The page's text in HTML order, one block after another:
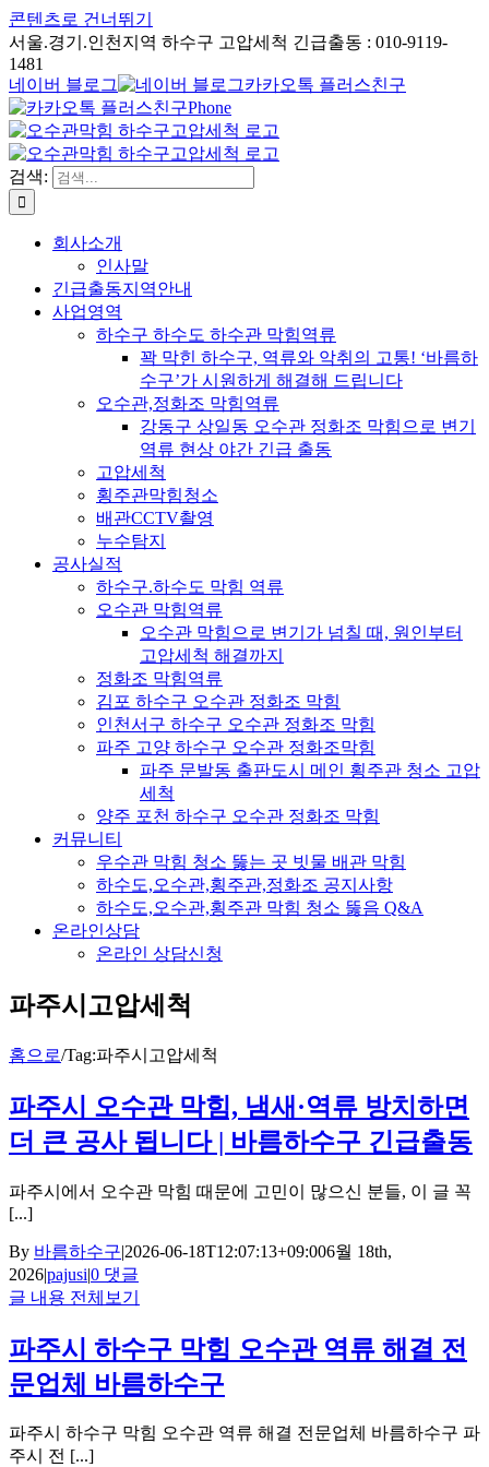
콘텐츠로 건너뛰기
서울.경기.인천지역 하수구 고압세척 긴급출동 : 010-9119-
1481
네이버 블로그
카카오톡 플러스친구
Phone
검색:
회사소개
인사말
긴급출동지역안내
사업영역
하수구 하수도 하수관 막힘역류
꽉 막힌 하수구, 역류와 악취의 고통! ‘바름하
수구’가 시원하게 해결해 드립니다
오수관,정화조 막힘역류
강동구 상일동 오수관 정화조 막힘으로 변기
역류 현상 야간 긴급 출동
고압세척
횡주관막힘청소
배관CCTV촬영
누수탐지
공사실적
하수구.하수도 막힘 역류
오수관 막힘역류
오수관 막힘으로 변기가 넘칠 때, 원인부터
고압세척 해결까지
정화조 막힘역류
김포 하수구 오수관 정화조 막힘
인천서구 하수구 오수관 정화조 막힘
파주 고양 하수구 오수관 정화조막힘
파주 문발동 출판도시 메인 횡주관 청소 고압
세척
양주 포천 하수구 오수관 정화조 막힘
커뮤니티
우수관 막힘 청소 뚫는 곳 빗물 배관 막힘
하수도,오수관,횡주관,정화조 공지사항
하수도,오수관,횡주관 막힘 청소 뚫음 Q&A
온라인상담
온라인 상담신청
파주시고압세척
홈으로/Tag:파주시고압세척
파주시 오수관 막힘, 냄새·역류 방치하면
더 큰 공사 됩니다 | 바름하수구 긴급출동
파주시에서 오수관 막힘 때문에 고민이 많으신 분들, 이 글 꼭
[...]
By 바름하수구|2026-06-18T12:07:13+09:006월 18th,
2026|pajusi|0 댓글
글 내용 전체보기
파주시 하수구 막힘 오수관 역류 해결 전
문업체 바름하수구
파주시 하수구 막힘 오수관 역류 해결 전문업체 바름하수구 파
주시 전 [...]